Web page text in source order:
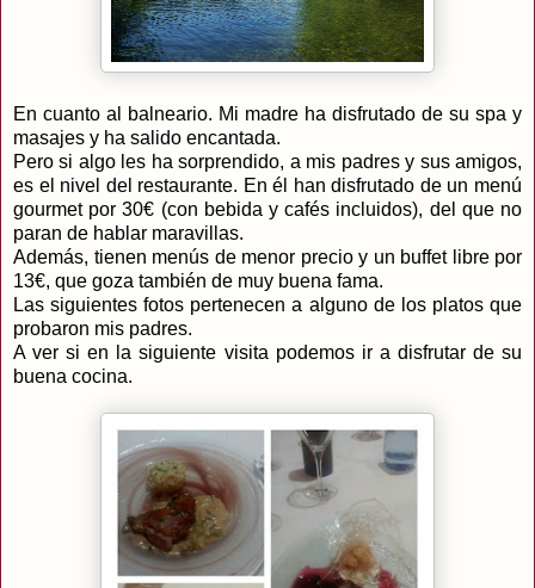
En cuanto al balneario. Mi madre ha disfrutado de su spa y
masajes y ha salido encantada.
Pero si algo les ha sorprendido, a mis padres y sus amigos,
es el nivel del restaurante. En él han disfrutado de un menú
gourmet por 30€ (con bebida y cafés incluidos), del que no
paran de hablar maravillas.
Además, tienen menús de menor precio y un buffet libre por
13€, que goza también de muy buena fama.
Las siguientes fotos pertenecen a alguno de los platos que
probaron mis padres.
A ver si en la siguiente visita podemos ir a disfrutar de su
buena cocina.